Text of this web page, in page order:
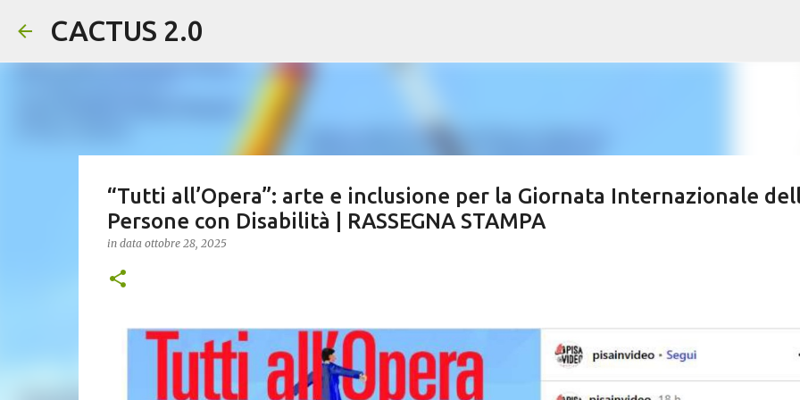
CACTUS 2.0
“Tutti all’Opera”: arte e inclusione per la Giornata Internazionale
Persone con Disabilità | RASSEGNA STAMPA
in data ottobre 28, 2025